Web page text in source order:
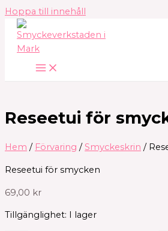
Hoppa till innehåll
Reseetui för
Hem / Förvaring / Smyckeskrin /
Reseetui för smycken
69,00 kr
Tillgänglighet: I lager